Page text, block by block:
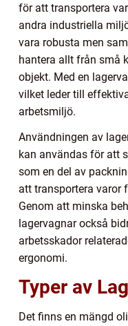
för att transportera
andra industriella
vara robusta men
hantera allt från små
objekt. Med en
vilket leder till
arbetsmiljö.
Användningen av
kan användas för att
som en del av
att transportera varor
Genom att minska
lagervagnar också
arbetsskador
ergonomi.
Typer av
Det finns en mängd